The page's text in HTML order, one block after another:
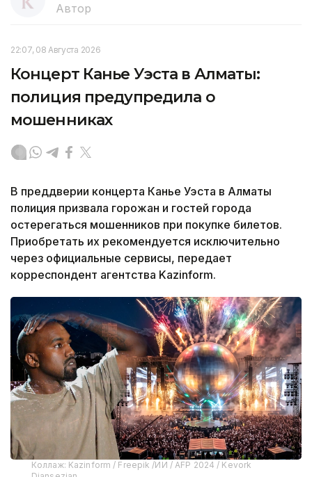
Автор
22:07, 08 Августа 2026
Концерт Канье Уэста в Алматы:
полиция предупредила о
мошенниках
В преддверии концерта Канье Уэста в Алматы
полиция призвала горожан и гостей города
остерегаться мошенников при покупке билетов.
Приобретать их рекомендуется исключительно
через официальные сервисы, передает
корреспондент агентства Kazinform.
Коллаж: Kazinform / Freepik /ИИ / AFP 2024 / Kevork